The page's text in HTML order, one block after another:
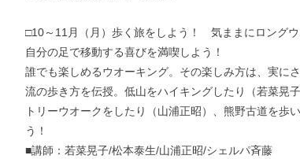
□10～11月（月）歩く旅をしよう！ 気ままにロングウ
自分の足で移動する喜びを満喫しよう！
誰でも楽しめるウオーキング。その楽しみ方は、実に
流の歩き方を伝授。低山をハイキングしたり（若菜晃
トリーウオークをしたり（山浦正昭）、熊野古道を歩
う！
■講師：若菜晃子/松本泰生/山浦正昭/シェルパ斉藤